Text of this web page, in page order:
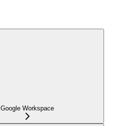
Google Workspace